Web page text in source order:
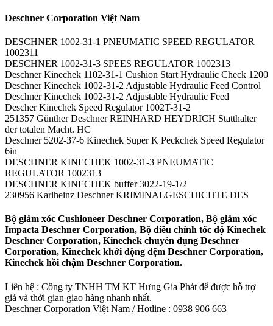
Deschner Corporation Việt Nam
DESCHNER 1002-31-1 PNEUMATIC SPEED REGULATOR
1002311
DESCHNER 1002-31-3 SPEES REGULATOR 1002313
Deschner Kinechek 1102-31-1 Cushion Start Hydraulic Check 1200
Deschner Kinechek 1002-31-2 Adjustable Hydraulic Feed Control
Deschner Kinechek 1002-31-2 Adjustable Hydraulic Feed
Descher Kinechek Speed Regulator 1002T-31-2
251357 Günther Deschner REINHARD HEYDRICH Statthalter
der totalen Macht. HC
Deschner 5202-37-6 Kinechek Super K Peckchek Speed Regulator
6in
DESCHNER KINECHEK 1002-31-3 PNEUMATIC
REGULATOR 1002313
DESCHNER KINECHEK buffer 3022-19-1/2
230956 Karlheinz Deschner KRIMINALGESCHICHTE DES
Bộ giảm xóc Cushioneer Deschner Corporation, Bộ giảm xóc
Impacta Deschner Corporation, Bộ điều chỉnh tốc độ Kinechek
Deschner Corporation, Kinechek chuyên dụng Deschner
Corporation, Kinechek khởi động đệm Deschner Corporation,
Kinechek hồi chậm Deschner Corporation.
Liên hệ : Công ty TNHH TM KT Hưng Gia Phát để được hỗ trợ
giá và thời gian giao hàng nhanh nhất.
Deschner Corporation Việt Nam / Hotline : 0938 906 663